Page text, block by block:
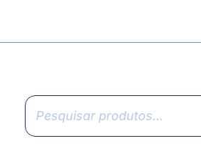
Pesquisar
produtos